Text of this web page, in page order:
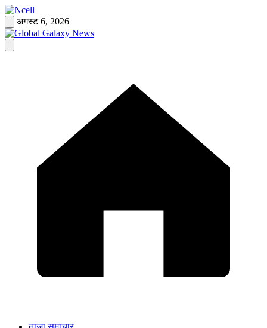
Skip
to
content
अगस्ट 6, 2026